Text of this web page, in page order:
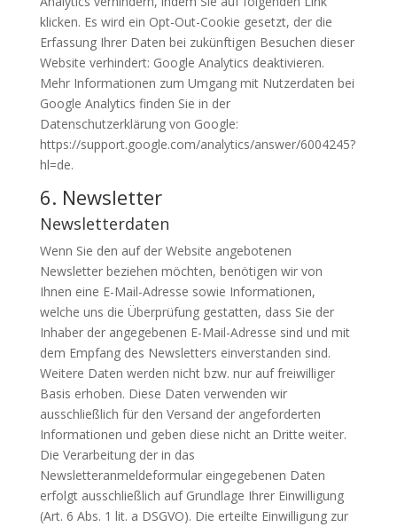
klicken. Es wird ein Opt-Out-Cookie gesetzt, der die
Erfassung Ihrer Daten bei zukünftigen Besuchen dieser
Website verhindert: Google Analytics deaktivieren.
Mehr Informationen zum Umgang mit Nutzerdaten bei
Google Analytics finden Sie in der
Datenschutzerklärung von Google:
https://support.google.com/analytics/answer/6004245?
hl=de.
6. Newsletter
Newsletterdaten
Wenn Sie den auf der Website angebotenen
Newsletter beziehen möchten, benötigen wir von
Ihnen eine E-Mail-Adresse sowie Informationen,
welche uns die Überprüfung gestatten, dass Sie der
Inhaber der angegebenen E-Mail-Adresse sind und mit
dem Empfang des Newsletters einverstanden sind.
Weitere Daten werden nicht bzw. nur auf freiwilliger
Basis erhoben. Diese Daten verwenden wir
ausschließlich für den Versand der angeforderten
Informationen und geben diese nicht an Dritte weiter.
Die Verarbeitung der in das
Newsletteranmeldeformular eingegebenen Daten
erfolgt ausschließlich auf Grundlage Ihrer Einwilligung
(Art. 6 Abs. 1 lit. a DSGVO). Die erteilte Einwilligung zur